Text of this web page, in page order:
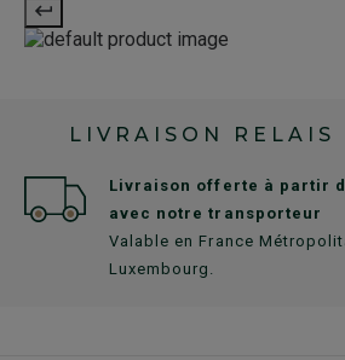
LIVRAISON RELAIS
Livraison offerte à partir
avec notre transporteur
Valable en France
Luxembourg.